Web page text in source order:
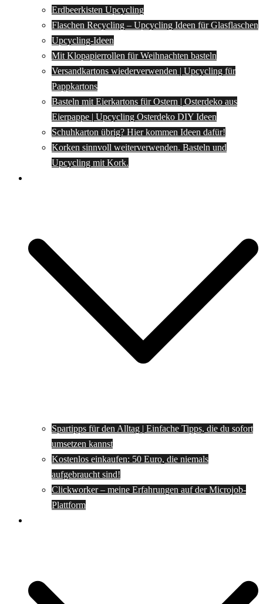
Erdbeerkisten Upcycling
Flaschen Recycling – Upcycling Ideen für Glasflaschen
Upcycling-Ideen
Mit Klopapierrollen für Weihnachten basteln
Versandkartons wiederverwenden | Upcycling für
Pappkartons
Basteln mit Eierkartons für Ostern | Osterdeko aus
Eierpappe | Upcycling Osterdeko DIY Ideen
Schuhkarton übrig? Hier kommen Ideen dafür!
Korken sinnvoll weiterverwenden. Basteln und
Upcycling mit Kork.
Spartipps für den Alltag | Einfache Tipps, die du sofort
umsetzen kannst
Kostenlos einkaufen: 50 Euro, die niemals
aufgebraucht sind!
Clickworker – meine Erfahrungen auf der Microjob-
Plattform